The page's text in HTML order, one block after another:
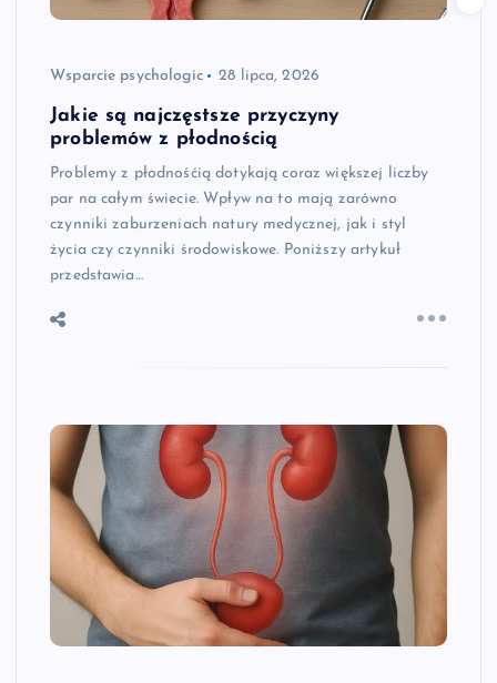
Wsparcie psychologic 28 lipca, 2026
Jakie są najczęstsze przyczyny
problemów z płodnością
Problemy z płodnośćią dotykają coraz większej liczby
par na całym świecie. Wpływ na to mają zarówno
czynniki zaburzeniach natury medycznej, jak i styl
życia czy czynniki środowiskowe. Poniższy artykuł
przedstawia…